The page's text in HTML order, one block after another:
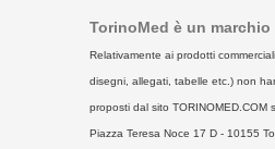
TorinoMed è un
Relativamente ai prodotti
disegni, allegati, tabelle etc.) non
proposti dal sito
Piazza Teresa Noce 17 D - 10155